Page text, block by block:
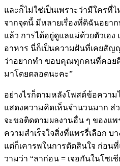
และก็ไม่ใช่เป็นเพราะว่ามีใครที่
จากจุดนี้ มีหลายเรื่องที่ดิฉันอยา
แล้ว การได้อยู่ดูแลแม่ด้วยตัวเอง
อาหาร นี่ก็เป็นความฝันที่เคยสัญ
ว่าอยากทำ ขอบคุณทุกคนที่คอย
มาโดยตลอดนะคะ”
อย่างไรก็ตามหลังโพสต์ข้อควา
แสดงความคิดเห็นจำนวนมาก ส่
จะขอติดตามผลงานอื่น ๆ ของแ
ความสำเร็จใจสิ่งที่แพรรี่เลือก บ
แต่ก็เคารพในการตัดสินใจ ก่อน
วามว่า “ลาก่อน = เจอกันในโซเ